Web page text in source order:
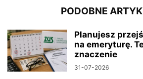
PODOBNE
Planujesz
na emeryturę.
znaczenie
31-07-2026